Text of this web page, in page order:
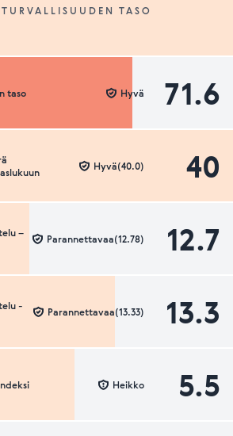
TASO
taso 71.6
Hyvä
40
Hyvä(40.0)
–
12.7
Parannettavaa(12.78)
-
13.3
Parannettavaa(13.33)
5.5
Heikko